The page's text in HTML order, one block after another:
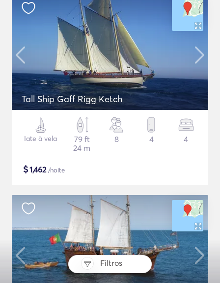
Filtros
Tall Ship Gaff Rigg Ketch
Iate à vela
79 ft
24 m
8 4 4
$1,462/noite